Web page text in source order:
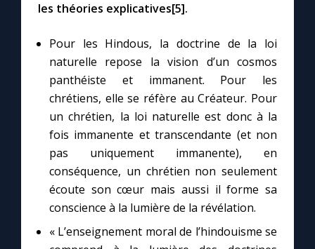
les théories explicatives[5].
Pour les Hindous, la doctrine de la loi
naturelle repose la vision d’un cosmos
panthéiste et immanent. Pour les
chrétiens, elle se réfère au Créateur. Pour
un chrétien, la loi naturelle est donc à la
fois immanente et transcendante (et non
pas uniquement immanente), en
conséquence, un chrétien non seulement
écoute son cœur mais aussi il forme sa
conscience à la lumière de la révélation.
« L’enseignement moral de l’hindouisme se